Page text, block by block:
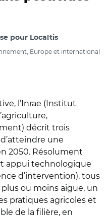
pour Localtis
Europe et international
l’Inrae (Institut
décrit trois
une
2050. Résolument
appui technologique
d’intervention), tous
ou moins aiguë, un
pratiques agricoles et
de la filière, en